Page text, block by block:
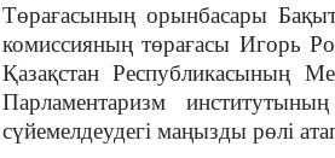
Төрағасының орынбасары
комиссияның төрағасы Игорь
Қазақстан Республикасының
Парламентаризм
сүйемелдеудегі маңызды рөлі